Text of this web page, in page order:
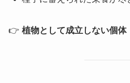
👉 植物として成立しない個体